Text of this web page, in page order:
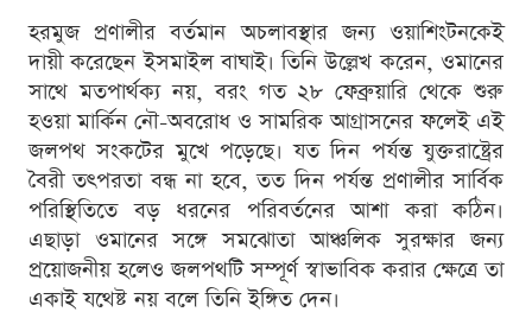
হরমুজ প্রণালীর বর্তমান অচলাবস্থার জন্য ওয়াশিংটনকেই
দায়ী করেছেন ইসমাইল বাঘাই। তিনি উল্লেখ করেন, ওমানের
সাথে মতপার্থক্য নয়, বরং গত ২৮ ফেব্রুয়ারি থেকে শুরু
হওয়া মার্কিন নৌ-অবরোধ ও সামরিক আগ্রাসনের ফলেই এই
জলপথ সংকটের মুখে পড়েছে। যত দিন পর্যন্ত যুক্তরাষ্ট্রের
বৈরী তৎপরতা বন্ধ না হবে, তত দিন পর্যন্ত প্রণালীর সার্বিক
পরিস্থিতিতে বড় ধরনের পরিবর্তনের আশা করা কঠিন।
এছাড়া ওমানের সঙ্গে সমঝোতা আঞ্চলিক সুরক্ষার জন্য
প্রয়োজনীয় হলেও জলপথটি সম্পূর্ণ স্বাভাবিক করার ক্ষেত্রে তা
একাই যথেষ্ট নয় বলে তিনি ইঙ্গিত দেন।